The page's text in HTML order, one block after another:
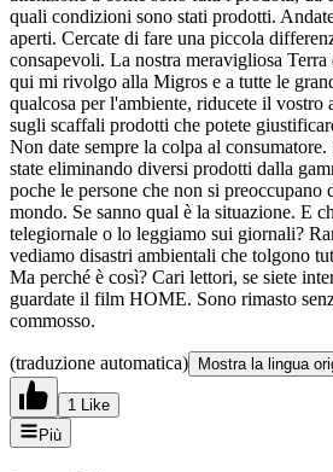
quali condizioni sono stati prodotti.
aperti. Cercate di fare una piccola
consapevoli. La nostra meravigliosa Terra
qui mi rivolgo alla Migros e a tutte le
qualcosa per l'ambiente, riducete il vostro
sugli scaffali prodotti che potete
Non date sempre la colpa al
state eliminando diversi prodotti dalla
poche le persone che non si preoccupano
mondo. Se sanno qual è la situazione. E
telegiornale o lo leggiamo sui giornali?
vediamo disastri ambientali che tolgono
Ma perché è così? Cari lettori, se siete
guardate il film HOME. Sono rimasto
commosso.
(traduzione automatica) Mostra la lingua
1 Like
Più